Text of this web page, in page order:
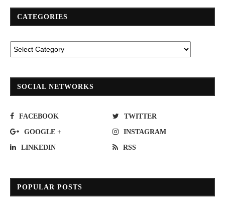
CATEGORIES
SOCIAL NETWORKS
FACEBOOK TWITTER
GOOGLE + INSTAGRAM
LINKEDIN RSS
POPULAR POSTS